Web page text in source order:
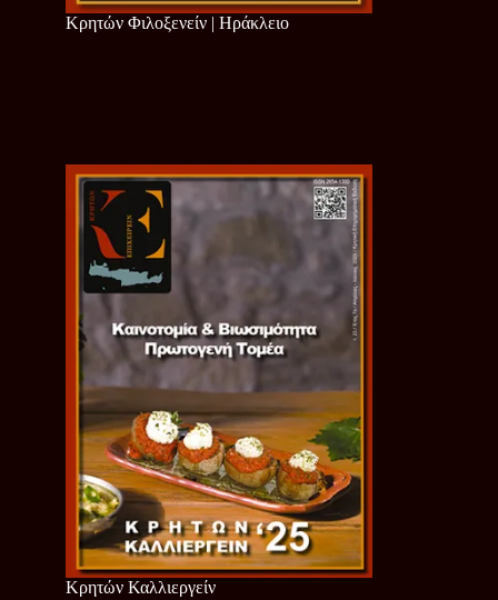
Κρητών Φιλοξενείν | Ηράκλειο
Κρητών Καλλιεργείν